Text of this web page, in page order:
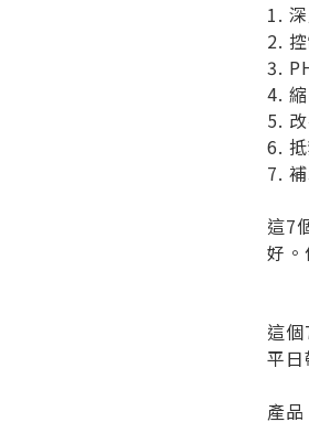
1.
2.
3.
4.
5.
6.
7.
這7
好
這
平
產